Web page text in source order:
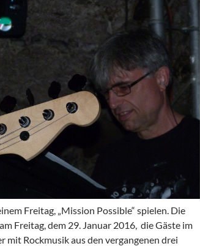
Freitag, „Mission Possible“ spielen. Die
Freitag, dem 29. Januar 2016, die Gäste im
mit Rockmusik aus den vergangenen drei